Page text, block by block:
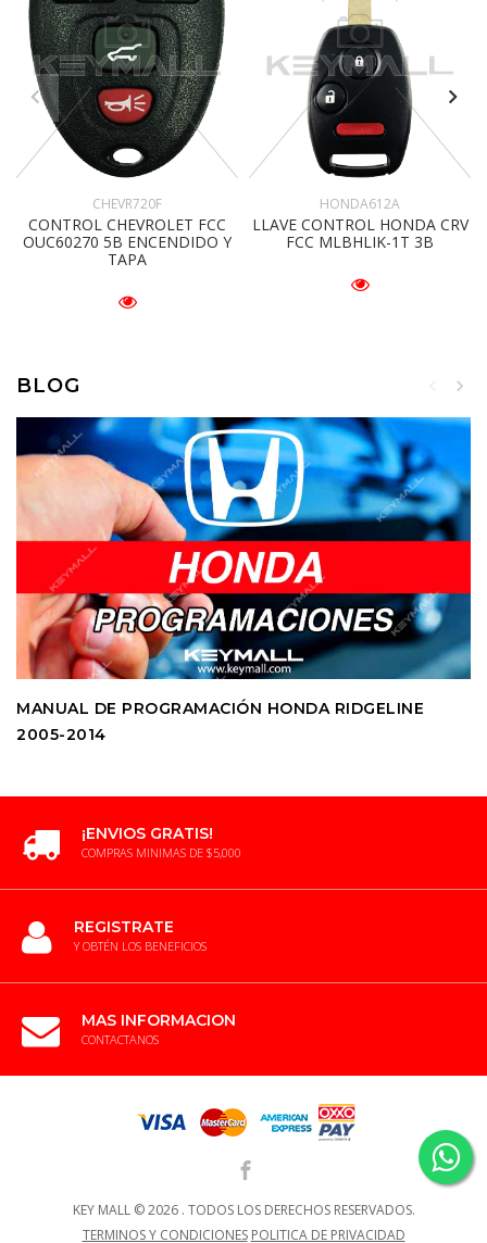
CHEVR720F
CONTROL CHEVROLET FCC
OUC60270 5B ENCENDIDO Y
TAPA
HONDA612A
LLAVE CONTROL HONDA CRV
FCC MLBHLIK-1T 3B
BLOG
MANUAL DE PROGRAMACIÓN HONDA RIDGELINE
2005-2014
¡ENVIOS GRATIS!
COMPRAS MINIMAS DE $5,000
REGISTRATE
Y OBTÉN LOS BENEFICIOS
MAS INFORMACION
CONTACTANOS
KEY MALL ©2026 . TODOS LOS DERECHOS RESERVADOS.
TERMINOS Y CONDICIONES POLITICA DE PRIVACIDAD